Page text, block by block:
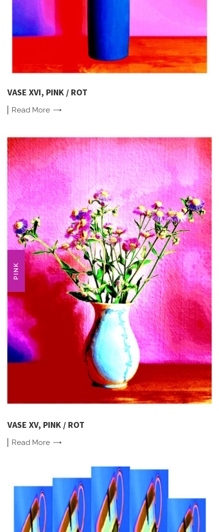
VASE XVI, PINK / ROT
Read More
PINK
VASE XV, PINK / ROT
Read More